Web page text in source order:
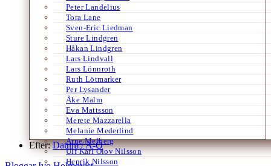
Peter Landelius
Tora Lane
Sven-Eric Liedman
Sture Lindgren
Håkan Lindgren
Lars Lindvall
Lars Lönnroth
Ruth Lötmarker
Per Lysander
Åke Malm
Eva Mattsson
Merete Mazzarella
Melanie Mederlind
Arne Melberg
Ulf Karl Olov Nilsson
Henrik Nilsson
Efter:Datum /A-Ö